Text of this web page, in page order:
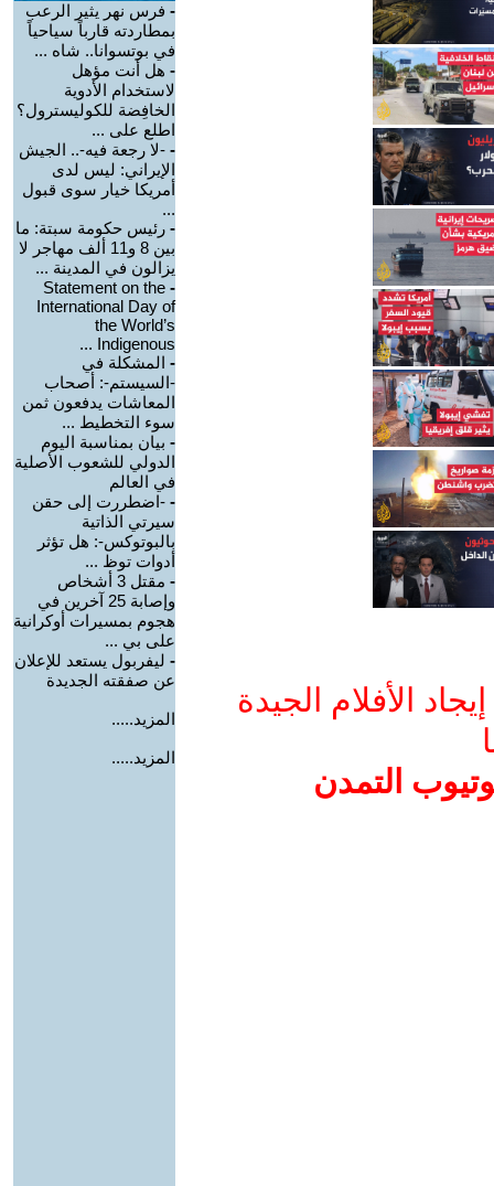
الأفلام الجيدة
التمدن
- فرس نهر يثير الرعب
بمطاردته قارباً سياحياً
في بوتسوانا.. شاه ...
- هل أنت مؤهل
لاستخدام الأدوية
الخافِضة للكوليسترول؟
اطلع على ...
- -لا رجعة فيه-.. الجيش
الإيراني: ليس لدى
أمريكا خيار سوى قبول
...
- رئيس حكومة سبتة: ما
بين 8 و11 ألف مهاجر لا
يزالون في المدينة ...
-
Statement on the
International Day of
the World’s
Indigenous ...
- المشكلة في
-السيستم-: أصحاب
المعاشات يدفعون ثمن
سوء التخطيط ...
- بيان بمناسبة اليوم
الدولي للشعوب الأصلية
في العالم
- -اضطررت إلى حقن
سيرتي الذاتية
بالبوتوكس-: هل تؤثر
أدوات توظ ...
-
مقتل 3 أشخاص
وإصابة 25 آخرين في
هجوم بمسيرات أوكرانية
على بي ...
- ليفربول يستعد للإعلان
عن صفقته الجديدة
المزيد.....
المزيد.....